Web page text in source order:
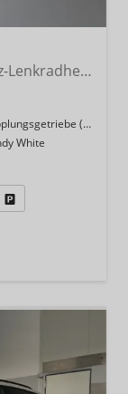
Selection 1.0 TSI DSG AHK+Cam+Sitz-Lenkradheiz+Sunset+Kessy+AppConnect+Alu16
Doppelkupplungsgetriebe (DSG)
White
an (PDF)